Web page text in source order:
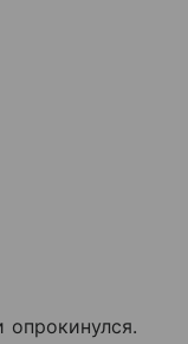
опрокинулся.